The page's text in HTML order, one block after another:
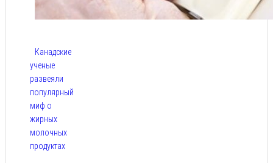
Канадские
ученые
развеяли
популярный
миф о
жирных
молочных
продуктах